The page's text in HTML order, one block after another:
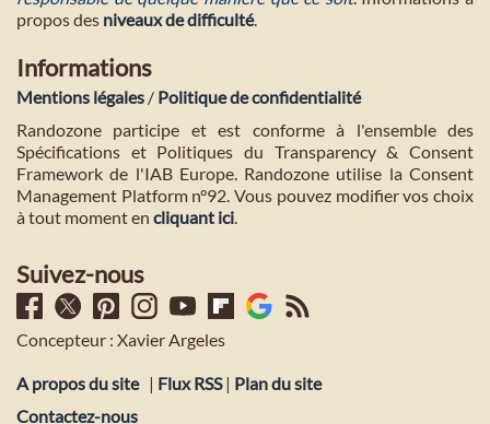
propos des niveaux de difficulté.
Informations
Mentions légales / Politique de confidentialité
Randozone participe et est conforme à l'ensemble des
Spécifications et Politiques du Transparency & Consent
Framework de l'IAB Europe. Randozone utilise la Consent
Management Platform n°92. Vous pouvez modifier vos choix
à tout moment en cliquant ici.
Suivez-nous
Concepteur : Xavier Argeles
A propos du site | Flux RSS| Plan du site
Contactez-nous